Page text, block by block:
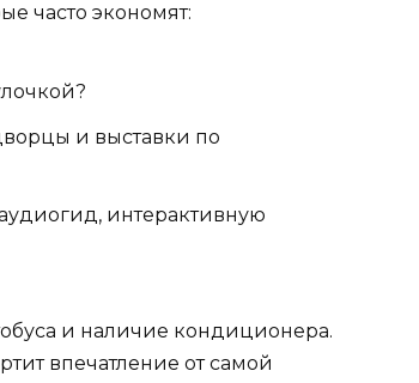
часто экономят:
и выставки по
интерактивную
и наличие кондиционера.
впечатление от самой